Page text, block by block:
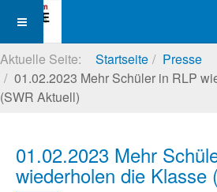
Aktuelle Seite: Startseite
Presse
01.02.2023 Mehr Schüler in RLP
(SWR Aktuell)
01.02.2023 Mehr
wiederholen die Klasse